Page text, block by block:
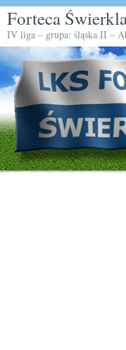
Forteca
IV liga – grupa: śląska II –